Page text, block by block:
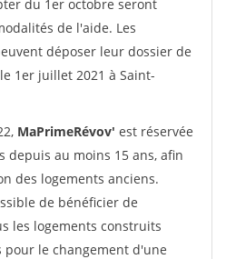
du 1er octobre seront
de l'aide. Les
déposer leur dossier de
1er juillet 2021 à Saint-
MaPrimeRévov' est réservée
depuis au moins 15 ans, afin
des logements anciens.
de bénéficier de
les logements construits
le changement d'une